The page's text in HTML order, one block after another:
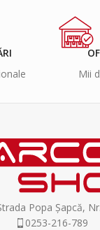
Mii
Popa Șapcă,
0253-216-789